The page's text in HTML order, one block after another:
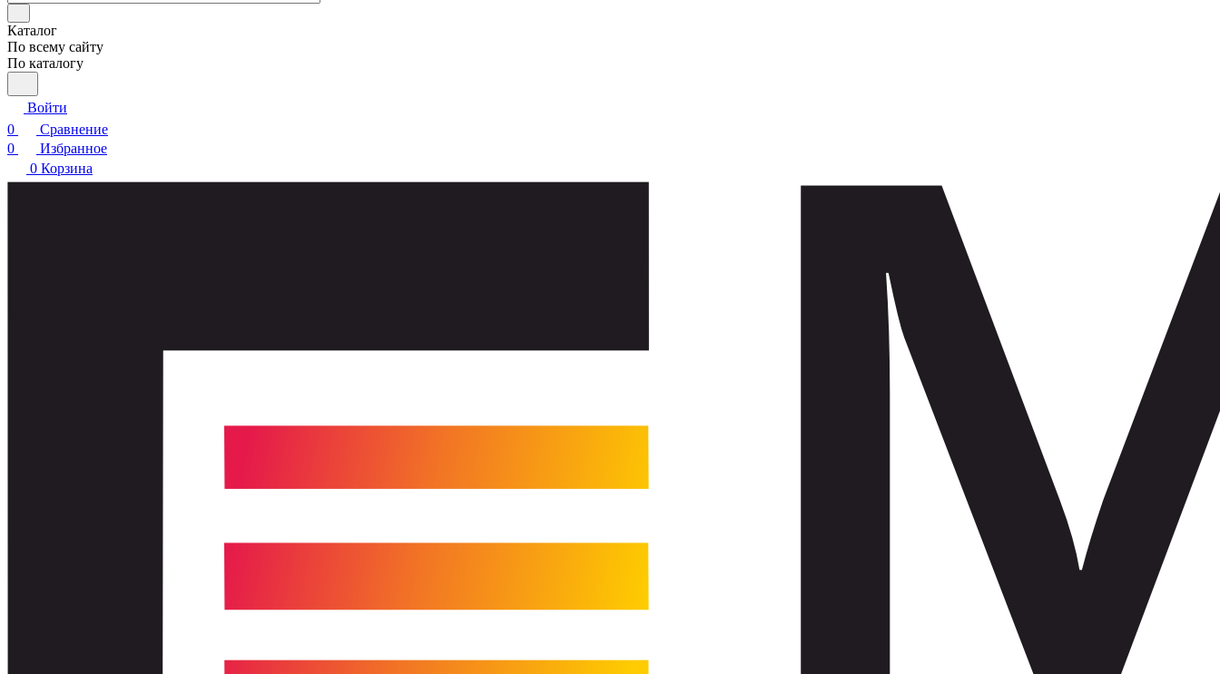
Каталог
По всему сайту
По каталогу
Войти
0
Сравнение
0
Избранное
0 Корзина